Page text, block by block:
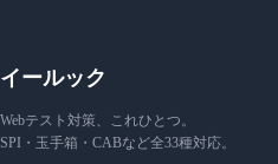
イールック
Webテスト対策、これひとつ。
SPI・玉手箱・CABなど全33種対応。